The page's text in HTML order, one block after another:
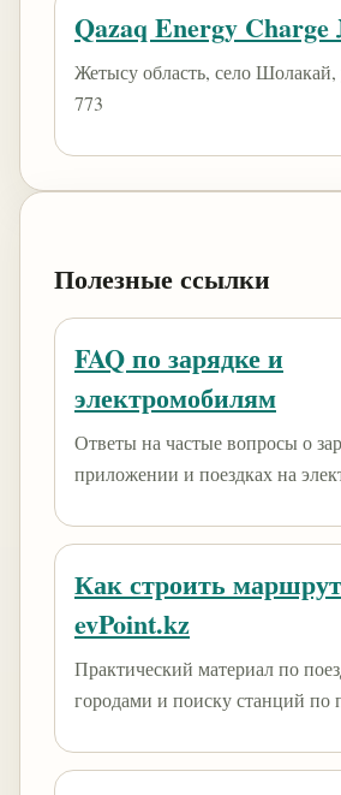
Qazaq Energy
Жетысу область, село Шолакай,
773
Полезные ссылки
FAQ по зарядке и
электромобилям
Ответы на частые вопросы о
приложении и поездках на
Как строить
evPoint.kz
Практический материал по
городами и поиску станций по